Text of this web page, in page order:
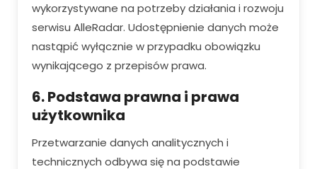
wykorzystywane na potrzeby działania i rozwoju
serwisu AlleRadar. Udostępnienie danych może
nastąpić wyłącznie w przypadku obowiązku
wynikającego z przepisów prawa.
6. Podstawa prawna i prawa
użytkownika
Przetwarzanie danych analitycznych i
technicznych odbywa się na podstawie